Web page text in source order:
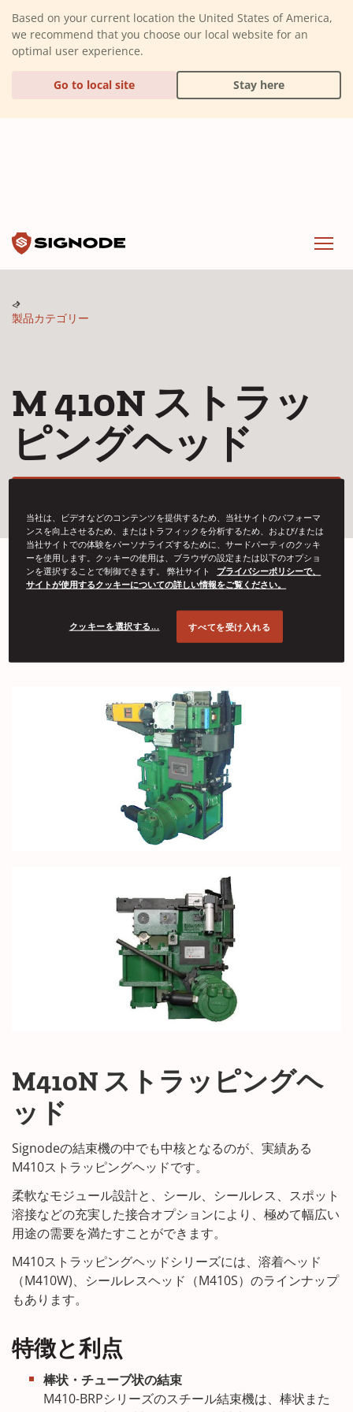
Based on your current location the United States of America,
we recommend that you choose our local website for an
optimal user experience.
Go to local site Stay here
製品カテゴリー
M 410N ストラッ
ピングヘッド
スチールストラッピングヘッドは、さまざま
な用途と組み合わせて使用​​できるように設計
されています。
M410N ストラッピングヘ
ッド
Signodeの結束機の中でも中核となるのが、実績ある
M410ストラッピングヘッドです。
柔軟なモジュール設計と、シール、シールレス、スポット
溶接などの充実した接合オプションにより、極めて幅広い
用途の需要を満たすことができます。
M410ストラッピングヘッドシリーズには、溶着ヘッド
（M410W)、シールレスヘッド（M410S）のラインナップ
もあります。
特徴と利点
棒状・チューブ状の結束
M410-BRPシリーズのスチール結束機は、棒状また
当社は、ビデオなどのコンテンツを提供するため、当社サイトのパフォーマ
ンスを向上させるため、またはトラフィックを分析するため、および/または
当社サイトでの体験をパーソナライズするために、サードパーティのクッキ
ーを使用します。クッキーの使用は、ブラウザの設定または以下のオプショ
ンを選択することで制御できます。 弊社サイト
プライバシーポリシーで、
サイトが使用するクッキーについての詳しい情報をご覧ください。
クッキーを選択する... すべてを受け入れる